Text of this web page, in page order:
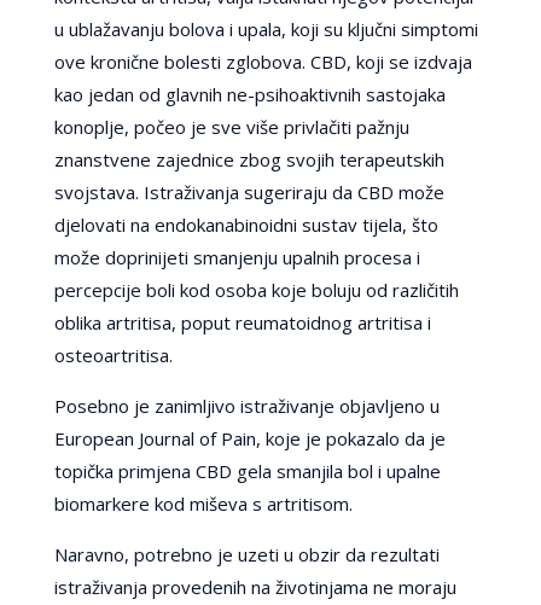
u ublažavanju bolova i upala, koji su ključni simptomi
ove kronične bolesti zglobova. CBD, koji se izdvaja
kao jedan od glavnih ne-psihoaktivnih sastojaka
konoplje, počeo je sve više privlačiti pažnju
znanstvene zajednice zbog svojih terapeutskih
svojstava. Istraživanja sugeriraju da CBD može
djelovati na endokanabinoidni sustav tijela, što
može doprinijeti smanjenju upalnih procesa i
percepcije boli kod osoba koje boluju od različitih
oblika artritisa, poput reumatoidnog artritisa i
osteoartritisa.
Posebno je zanimljivo istraživanje objavljeno u
European Journal of Pain, koje je pokazalo da je
topička primjena CBD gela smanjila bol i upalne
biomarkere kod miševa s artritisom.
Naravno, potrebno je uzeti u obzir da rezultati
istraživanja provedenih na životinjama ne moraju